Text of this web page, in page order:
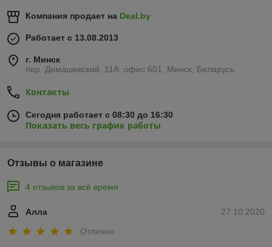
Компания продает на Deal.by
Работает с 13.08.2013
г. Минск
пер. Домашевский, 11А, офис 601, Минск, Беларусь
Контакты
Сегодня работает с 08:30 до 16:30
Показать весь график работы
Отзывы о магазине
4 отзывов за всё время
27.10.2020
Алла
Отлично